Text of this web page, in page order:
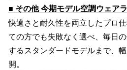
■ その他 今期モデル空調ウェア
快適さと耐久性を両立したプロ
ての方でも失敗なく選べ、毎日
するスタンダードモデルまで、
開。